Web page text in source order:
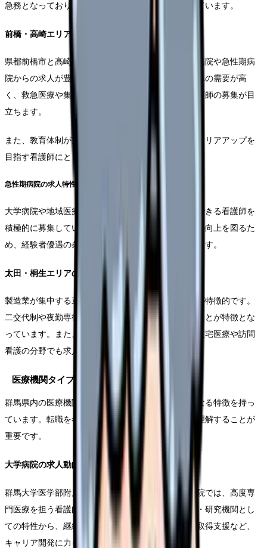
急務となっており、これに伴い転職市場も活性化しています。
前橋・高崎エリアの特徴
県都前橋市と高崎市を中心とする都市部では、大学病院や急性期病
院からの求人が豊富です。特に専門性の高い看護師への需要が高
く、救急医療や集中治療などの分野で経験を持つ看護師の募集が目
立ちます。
また、教育体制が充実している医療機関が多く、キャリアアップを
目指す看護師にとって魅力的な環境が整っています。
急性期病院の求人特性
大学病院や地域医療支援病院では、高度医療に対応できる看護師を
積極的に募集しています。夜勤体制の充実や専門性の向上を図るた
め、経験者優遇の条件を提示する施設が増加しています。
太田・桐生エリアの状況
製造業が集中する東毛地域では、企業立病院の求人が特徴的です。
二交代制や夜勤専従など、働き方の選択肢が豊富なことが特徴とな
っています。また、高齢化が進む地域性を反映し、在宅医療や訪問
看護の分野でも求人が増加傾向にあります。
医療機関タイプ別の特徴
群馬県内の医療機関は、その機能や規模によって異なる特徴を持っ
ています。転職を考える際には、各タイプの特徴を理解することが
重要です。
大学病院の求人動向
群馬大学医学部附属病院をはじめとする特定機能病院では、高度専
門医療を担う看護師の採用を強化しています。教育・研究機関とし
ての特性から、継続的な学習機会の提供や専門資格取得支援など、
キャリア開発に力を入れています。